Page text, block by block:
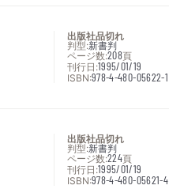
出版社品切れ
判型:新書判
ページ数:208頁
刊行日:1995/01/19
ISBN:978-4-480-05622-1
出版社品切れ
判型:新書判
ページ数:224頁
刊行日:1995/01/19
ISBN:978-4-480-05621-4